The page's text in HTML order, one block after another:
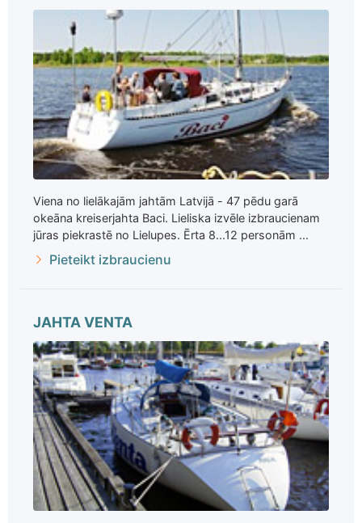
Viena no lielākajām jahtām Latvijā - 47 pēdu garā
okeāna kreiserjahta Baci. Lieliska izvēle izbraucienam
jūras piekrastē no Lielupes. Ērta 8...12 personām ...
Pieteikt izbraucienu
JAHTA VENTA